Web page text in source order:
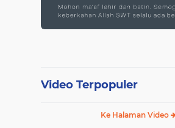
Video Terpopuler
Ke Halaman Video